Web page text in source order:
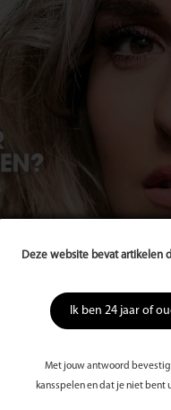
Deze website bevat artikelen
Ik ben 24 jaar of
Met jouw antwoord bevestig
kansspelen en dat je niet bent